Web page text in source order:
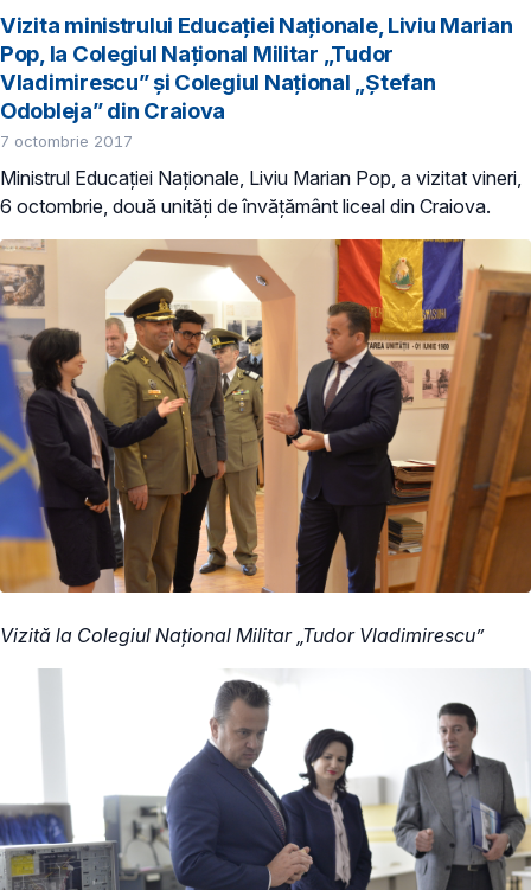
Vizita ministrului Educaţiei Naţionale, Liviu Marian
Pop, la Colegiul Național Militar „Tudor
Vladimirescu” și Colegiul Național „Ștefan
Odobleja” din Craiova
7 octombrie 2017
Ministrul Educației Naționale, Liviu Marian Pop, a vizitat vineri,
6 octombrie, două unități de învățământ liceal din Craiova.
Vizită la Colegiul Național Militar „Tudor Vladimirescu”